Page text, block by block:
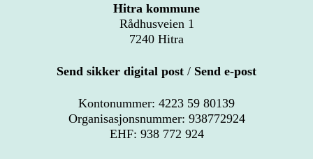
Hitra kommune
Rådhusveien 1
7240 Hitra
Send sikker digital post / Send e-post
Kontonummer: 4223 59 80139
Organisasjonsnummer: 938772924
EHF: 938 772 924